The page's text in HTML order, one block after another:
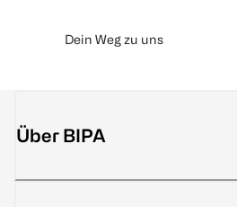
Dein Weg zu uns
Über BIPA